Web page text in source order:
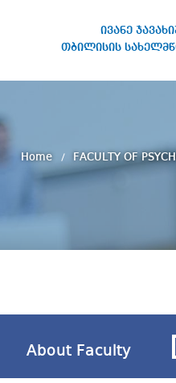
ივანე
თბილისის
Home FACULTY OF
About Faculty